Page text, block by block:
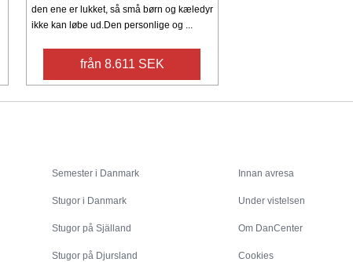
den ene er lukket, så små børn og kæledyr
ikke kan løbe ud.Den personlige og ...
från 8.611 SEK
Semester i Danmark
Stugor i Danmark
Stugor på Själland
Stugor på Djursland
Innan avresa
Under vistelsen
Om DanCenter
Cookies